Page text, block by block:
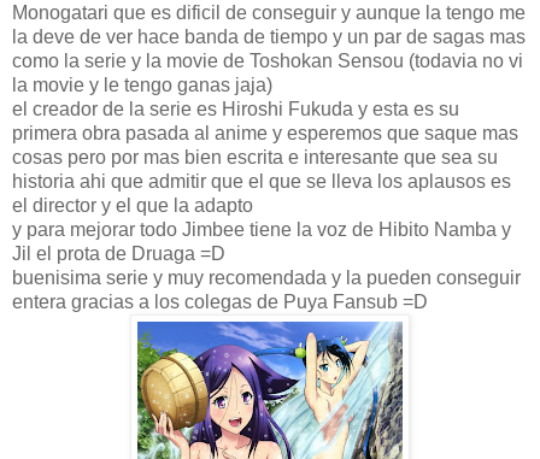
Monogatari que es dificil de conseguir y aunque la tengo me
la deve de ver hace banda de tiempo y un par de sagas mas
como la serie y la movie de Toshokan Sensou (todavia no vi
la movie y le tengo ganas jaja)
el creador de la serie es Hiroshi Fukuda y esta es su
primera obra pasada al anime y esperemos que saque mas
cosas pero por mas bien escrita e interesante que sea su
historia ahi que admitir que el que se lleva los aplausos es
el director y el que la adapto
y para mejorar todo Jimbee tiene la voz de Hibito Namba y
Jil el prota de Druaga =D
buenisima serie y muy recomendada y la pueden conseguir
entera gracias a los colegas de Puya Fansub =D